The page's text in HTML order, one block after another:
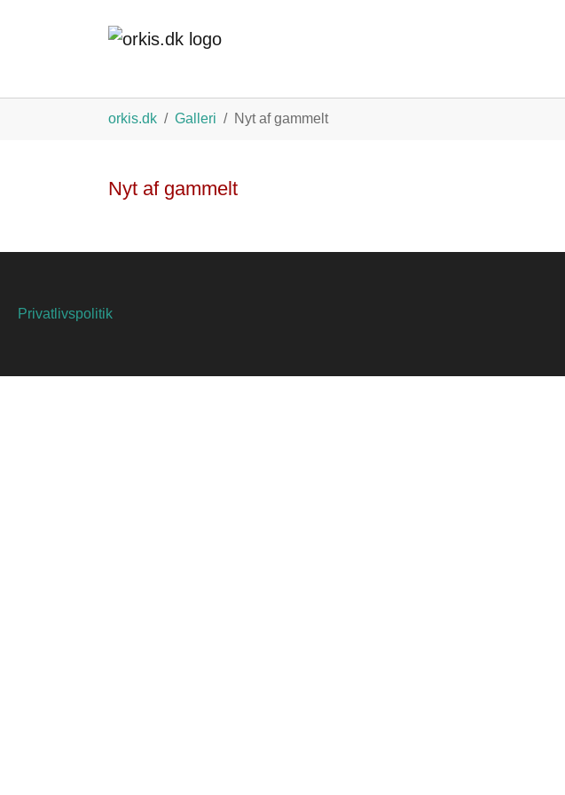
orkis.dk Galleri Nyt af gammelt
Nyt af gammelt
Privatlivspolitik